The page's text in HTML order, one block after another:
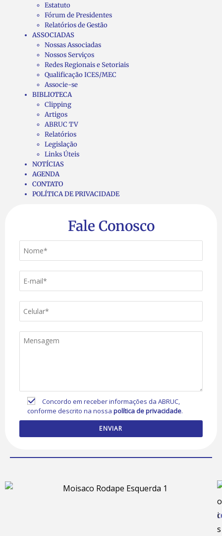
Estatuto
Fórum de Presidentes
Relatórios de Gestão
ASSOCIADAS
Nossas Associadas
Nossos Serviços
Redes Regionais e Setoriais
Qualificação ICES/MEC
Associe-se
BIBLIOTECA
Clipping
Artigos
ABRUC TV
Relatórios
Legislação
Links Úteis
NOTÍCIAS
AGENDA
CONTATO
POLÍTICA DE PRIVACIDADE
Fale Conosco
Concordo em receber informações da ABRUC,
conforme descrito na nossapolítica de privacidade.